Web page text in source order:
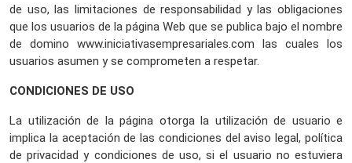
de uso, las limitaciones de responsabilidad y las obligaciones
que los usuarios de la página Web que se publica bajo el nombre
de domino www.iniciativasempresariales.com las cuales los
usuarios asumen y se comprometen a respetar.
CONDICIONES DE USO
La utilización de la página otorga la utilización de usuario e
implica la aceptación de las condiciones del aviso legal, política
de privacidad y condiciones de uso, si el usuario no estuviera